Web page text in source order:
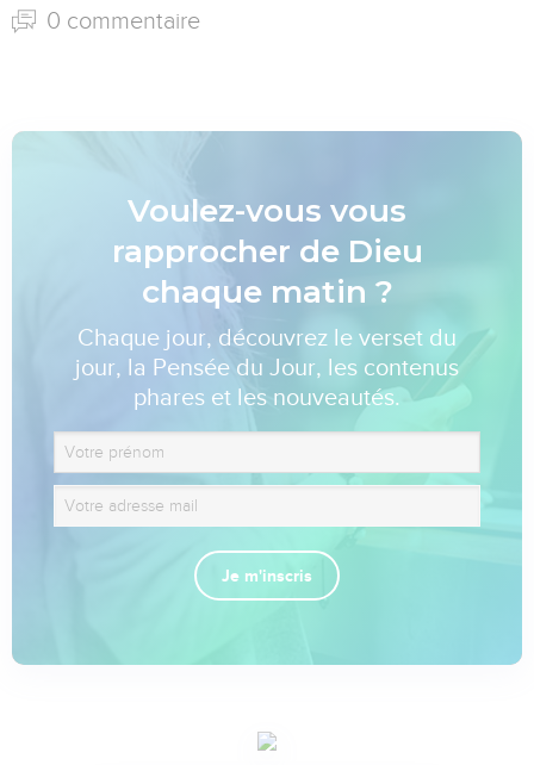
0 commentaire
Voulez-vous vous
rapprocher de Dieu
chaque matin ?
Chaque jour, découvrez le verset du
jour, la Pensée du Jour, les contenus
phares et les nouveautés.
Je m'inscris